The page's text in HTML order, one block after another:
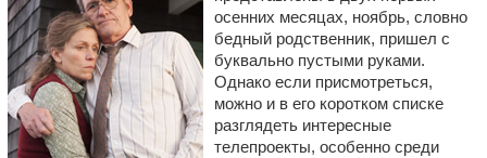
осенних месяцах, ноябрь, словно
бедный родственник, пришел с
буквально пустыми руками.
Однако если присмотреться,
можно и в его коротком списке
разглядеть интересные
телепроекты, особенно среди